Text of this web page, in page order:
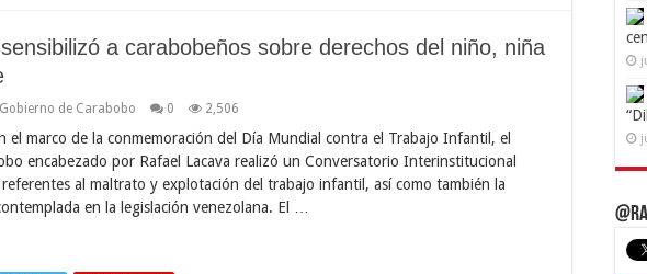
a carabobeños sobre derechos del niño, niña
Gobierno de Carabobo 0 2,506
el marco de la conmemoración del Día Mundial contra el Trabajo Infantil, el
encabezado por Rafael Lacava realizó un Conversatorio Interinstitucional
al maltrato y explotación del trabajo infantil, así como también la
en la legislación venezolana. El …